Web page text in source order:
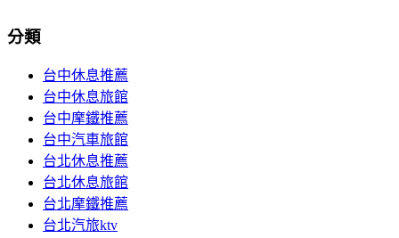
分類
台中休息推薦
台中休息旅館
台中摩鐵推薦
台中汽車旅館
台北休息推薦
台北休息旅館
台北摩鐵推薦
台北汽旅ktv